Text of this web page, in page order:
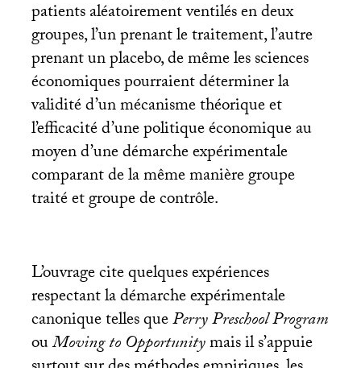
patients aléatoirement ventilés en deux
groupes, l’un prenant le traitement, l’autre
prenant un placebo, de même les sciences
économiques pourraient déterminer la
validité d’un mécanisme théorique et
l’efficacité d’une politique économique au
moyen d’une démarche expérimentale
comparant de la même manière groupe
traité et groupe de contrôle.
L’ouvrage cite quelques expériences
respectant la démarche expérimentale
canonique telles quePerry Preschool Program
ouMoving to Opportunitymais il s’appuie